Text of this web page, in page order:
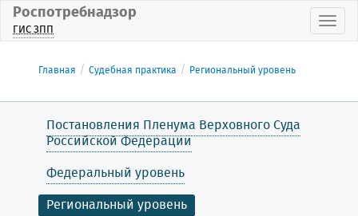
Роспотребнадзор
ГИС ЗПП
Главная Судебная практика Региональный уровень
Постановления Пленума Верховного Суда
Российской Федерации
Федеральный уровень
Региональный уровень